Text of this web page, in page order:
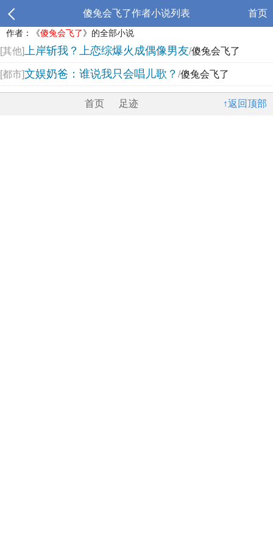
傻兔会飞了作者小说列表 首页
作者：《傻兔会飞了》的全部小说
[其他]上岸斩我？上恋综爆火成偶像男友/傻兔会飞了
[都市]文娱奶爸：谁说我只会唱儿歌？ /傻兔会飞了
↑返回顶部
首页 足迹